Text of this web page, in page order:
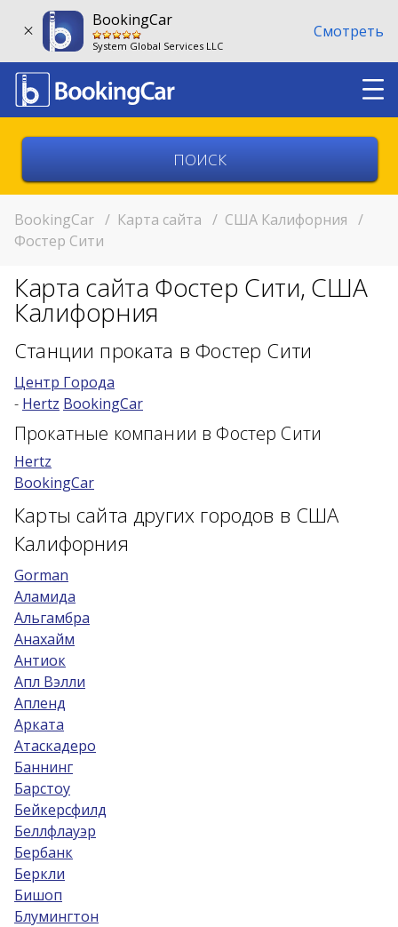
BookingCar
System Global Services LLC
Смотреть
Выберите город
Возврат в другом месте?
11:00
Возраст 25-70 лет?
Купон/промо
BookingCar / Карта сайта / США Калифорния /
Фостер Сити
Карта сайта Фостер Сити, США
Калифорния
Станции проката в Фостер Сити
Центр Города
- Hertz BookingCar
Прокатные компании в Фостер Сити
Hertz
BookingCar
Карты сайта других городов в США
Калифорния
Gorman
Аламида
Альгамбра
Анахайм
Антиок
Апл Вэлли
Апленд
Арката
Атаскадеро
Баннинг
Барстоу
Бейкерсфилд
Беллфлауэр
Бербанк
Беркли
Бишоп
Блумингтон